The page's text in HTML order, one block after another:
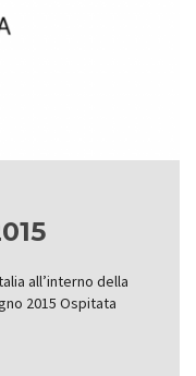
all’interno della
2015 Ospitata